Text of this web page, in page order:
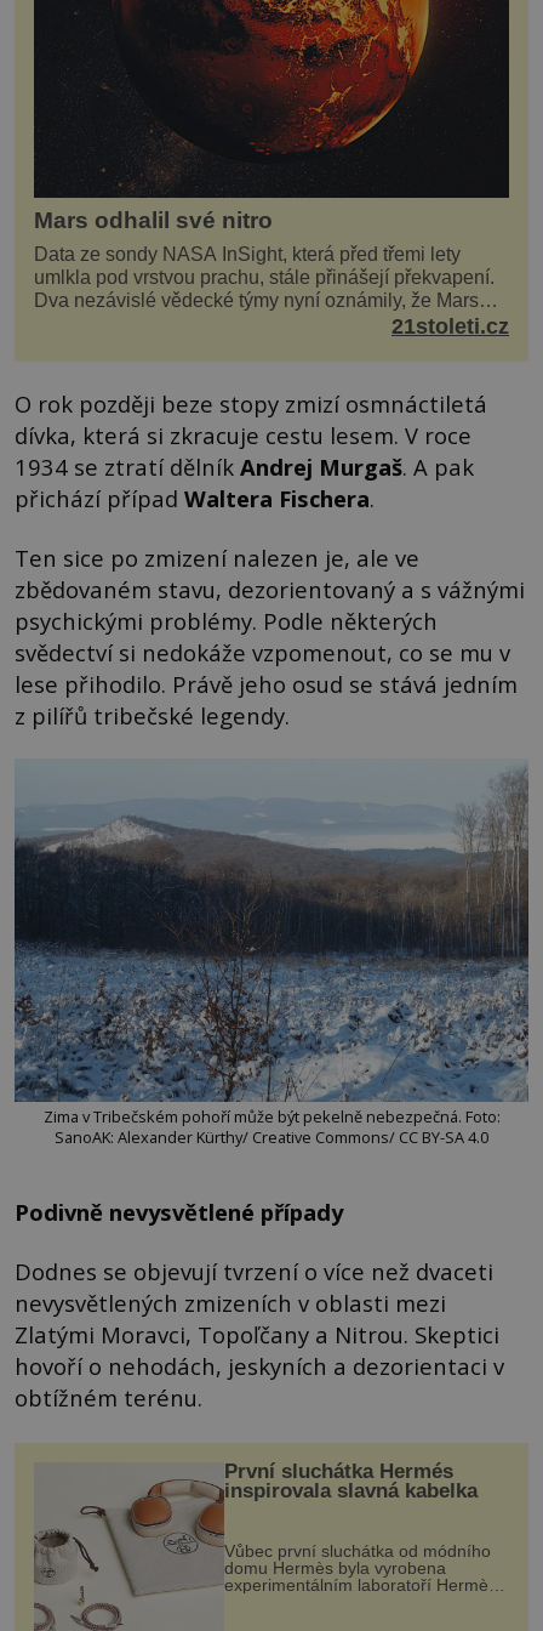
Mars odhalil své nitro
Data ze sondy NASA InSight, která před třemi lety
umlkla pod vrstvou prachu, stále přinášejí překvapení.
Dva nezávislé vědecké týmy nyní oznámily, že Mars
má nejen plášť plný trosek z dávných impaktů,...21stoleti.cz
O rok později beze stopy zmizí osmnáctiletá
dívka, která si zkracuje cestu lesem. V roce
1934 se ztratí dělník Andrej Murgaš. A pak
přichází případ Waltera Fischera.
Ten sice po zmizení nalezen je, ale ve
zbědovaném stavu, dezorientovaný a s vážnými
psychickými problémy. Podle některých
svědectví si nedokáže vzpomenout, co se mu v
lese přihodilo. Právě jeho osud se stává jedním
z pilířů tribečské legendy.
Zima v Tribečském pohoří může být pekelně nebezpečná. Foto:
SanoAK: Alexander Kürthy/ Creative Commons/ CC BY-SA 4.0
Podivně nevysvětlené případy
Dodnes se objevují tvrzení o více než dvaceti
nevysvětlených zmizeních v oblasti mezi
Zlatými Moravci, Topoľčany a Nitrou. Skeptici
hovoří o nehodách, jeskyních a dezorientaci v
obtížném terénu.
První sluchátka Hermés
inspirovala slavná kabelka
Vůbec první sluchátka od módního
domu Hermès byla vyrobena
experimentálním laboratoří Hermès